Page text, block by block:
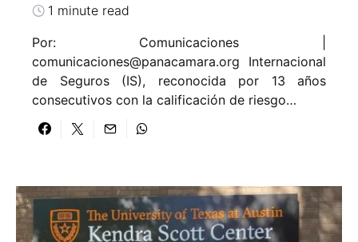
1 minute read
Por: Comunicaciones |
comunicaciones@panacamara.org Internacional
de Seguros (IS), reconocida por 13 años
consecutivos con la calificación de riesgo…